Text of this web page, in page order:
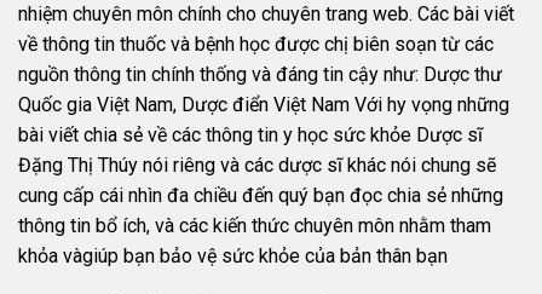
nhiệm chuyên môn chính cho chuyên trang web. Các bài viết
về thông tin thuốc và bệnh học được chị biên soạn từ các
nguồn thông tin chính thống và đáng tin cậy như: Dược thư
Quốc gia Việt Nam, Dược điển Việt Nam Với hy vọng những
bài viết chia sẻ về các thông tin y học sức khỏe Dược sĩ
Đặng Thị Thúy nói riêng và các dược sĩ khác nói chung sẽ
cung cấp cái nhìn đa chiều đến quý bạn đọc chia sẻ những
thông tin bổ ích, và các kiến thức chuyên môn nhằm tham
khỏa vàgiúp bạn bảo vệ sức khỏe của bản thân bạn